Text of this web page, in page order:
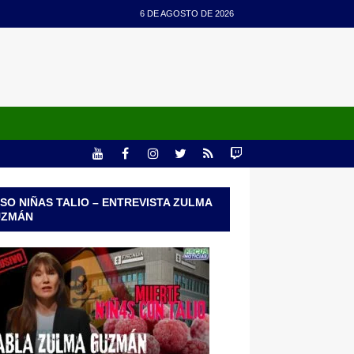
6 DE AGOSTO DE 2026
NIÑAS TALIO – ENTREVISTA ZULMA